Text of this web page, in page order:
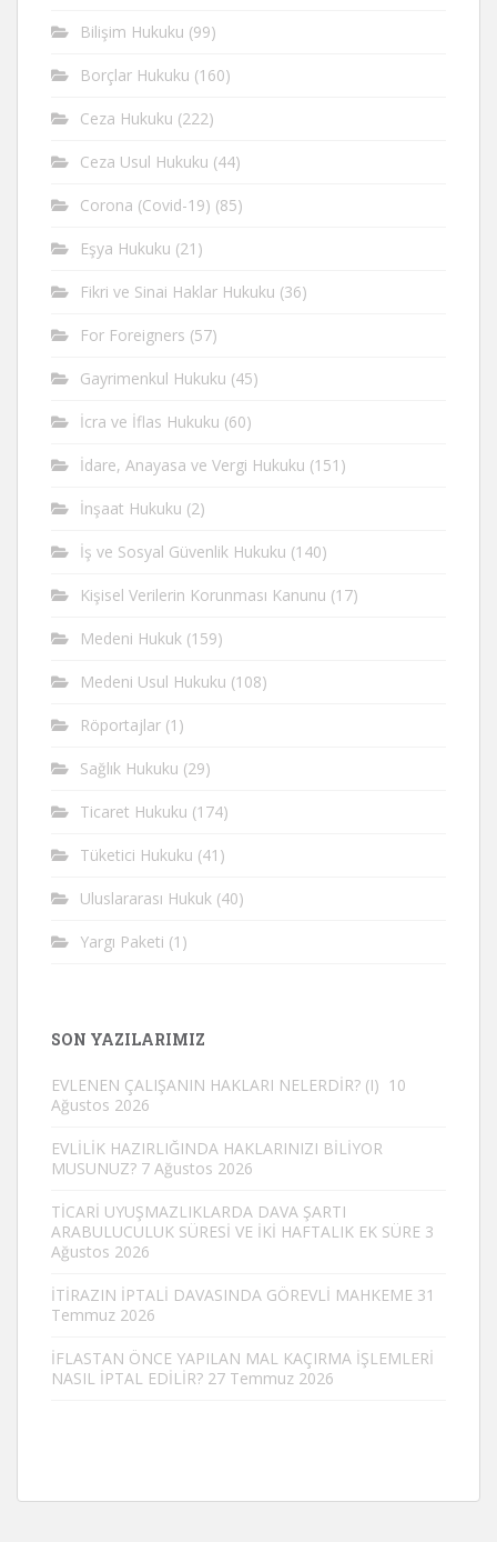
Bilişim Hukuku (99)
Borçlar Hukuku (160)
Ceza Hukuku (222)
Ceza Usul Hukuku (44)
Corona (Covid-19) (85)
Eşya Hukuku (21)
Fikri ve Sinai Haklar Hukuku (36)
For Foreigners (57)
Gayrimenkul Hukuku (45)
İcra ve İflas Hukuku (60)
İdare, Anayasa ve Vergi Hukuku (151)
İnşaat Hukuku (2)
İş ve Sosyal Güvenlik Hukuku (140)
Kişisel Verilerin Korunması Kanunu (17)
Medeni Hukuk (159)
Medeni Usul Hukuku (108)
Röportajlar (1)
Sağlık Hukuku (29)
Ticaret Hukuku (174)
Tüketici Hukuku (41)
Uluslararası Hukuk (40)
Yargı Paketi (1)
SON YAZILARIMIZ
EVLENEN ÇALIŞANIN HAKLARI NELERDİR? (I) 10
Ağustos 2026
EVLİLİK HAZIRLIĞINDA HAKLARINIZI BİLİYOR
MUSUNUZ? 7 Ağustos 2026
TİCARİ UYUŞMAZLIKLARDA DAVA ŞARTI
ARABULUCULUK SÜRESİ VE İKİ HAFTALIK EK SÜRE 3
Ağustos 2026
İTİRAZIN İPTALİ DAVASINDA GÖREVLİ MAHKEME 31
Temmuz 2026
İFLASTAN ÖNCE YAPILAN MAL KAÇIRMA İŞLEMLERİ
NASIL İPTAL EDİLİR? 27 Temmuz 2026